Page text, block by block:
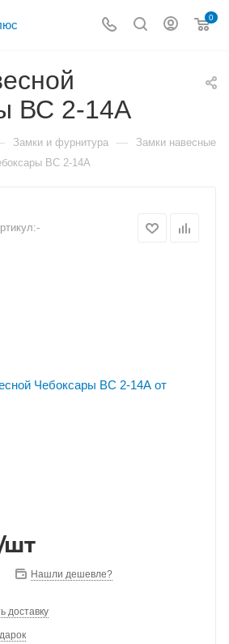
0
ВС 2-14А
Замки и фурнитура — Замки навесные
ВС 2-14А
-
шт
Нашли дешевле?
доставку